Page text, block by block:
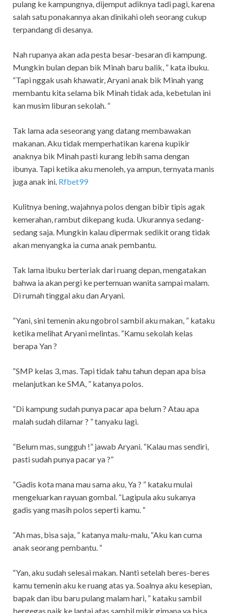
pulang ke kampungnya, dijemput adiknya tadi pagi, karena
salah satu ponakannya akan dinikahi oleh seorang cukup
terpandang di desanya.
Nah rupanya akan ada pesta besar-besaran di kampung.
Mungkin bulan depan bik Minah baru balik, ” kata ibuku.
“Tapi nggak usah khawatir, Aryani anak bik Minah yang
membantu kita selama bik Minah tidak ada, kebetulan ini
kan musim liburan sekolah. “
Tak lama ada seseorang yang datang membawakan
makanan. Aku tidak memperhatikan karena kupikir
anaknya bik Minah pasti kurang lebih sama dengan
ibunya. Tapi ketika aku menoleh, ya ampun, ternyata manis
juga anak ini. Rfbet99
Kulitnya bening, wajahnya polos dengan bibir tipis agak
kemerahan, rambut dikepang kuda. Ukurannya sedang-
sedang saja. Mungkin kalau dipermak sedikit orang tidak
akan menyangka ia cuma anak pembantu.
Tak lama ibuku berteriak dari ruang depan, mengatakan
bahwa ia akan pergi ke pertemuan wanita sampai malam.
Di rumah tinggal aku dan Aryani.
“Yani, sini temenin aku ngobrol sambil aku makan, ” kataku
ketika melihat Aryani melintas. “Kamu sekolah kelas
berapa Yan ?
“SMP kelas 3, mas. Tapi tidak tahu tahun depan apa bisa
melanjutkan ke SMA, ” katanya polos.
“Di kampung sudah punya pacar apa belum ? Atau apa
malah sudah dilamar ? ” tanyaku lagi.
“Belum mas, sungguh !” jawab Aryani. “Kalau mas sendiri,
pasti sudah punya pacar ya ?”
“Gadis kota mana mau sama aku, Ya ? ” kataku mulai
mengeluarkan rayuan gombal. “Lagipula aku sukanya
gadis yang masih polos seperti kamu. “
“Ah mas, bisa saja, ” katanya malu-malu, “Aku kan cuma
anak seorang pembantu. “
“Yan, aku sudah selesai makan. Nanti setelah beres-beres
kamu temenin aku ke ruang atas ya. Soalnya aku kesepian,
bapak dan ibu baru pulang malam hari, ” kataku sambil
bergegas naik ke lantai atas sambil mikir gimana ya bisa